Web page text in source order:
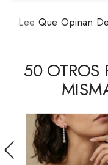
Lee Que Opinan
50 OTROS